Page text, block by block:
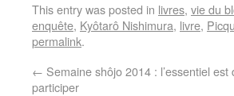
This entry was posted in livres, vie du
enquête, Kyôtarô Nishimura, livre,
permalink.
← Semaine shôjo 2014 : l’essentiel est
participer